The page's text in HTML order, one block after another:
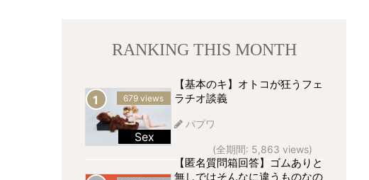
RANKING THIS MONTH
679 views
Sex
【基本のキ】オトコが狂うフェ
ラチオ談義
パプワ
(全期間: 5,863 views)
【匿名質問箱回答】ゴムありと
無しではそんなに違うものなの